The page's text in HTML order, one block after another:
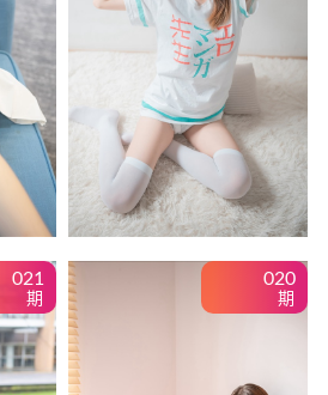
021
期
020
期